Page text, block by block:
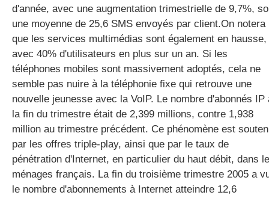
d'année, avec une augmentation trimestrielle de 9,7%,
une moyenne de 25,6 SMS envoyés par client.On notera
que les services multimédias sont également en hausse,
avec 40% d'utilisateurs en plus sur un an. Si les
téléphones mobiles sont massivement adoptés, cela ne
semble pas nuire à la téléphonie fixe qui retrouve une
nouvelle jeunesse avec la VoIP. Le nombre d'abonnés IP
la fin du trimestre était de 2,399 millions, contre 1,938
million au trimestre précédent. Ce phénomène est
par les offres triple-play, ainsi que par le taux de
pénétration d'Internet, en particulier du haut débit, dans
ménages français. La fin du troisième trimestre 2005 a
le nombre d'abonnements à Internet atteindre 12,6